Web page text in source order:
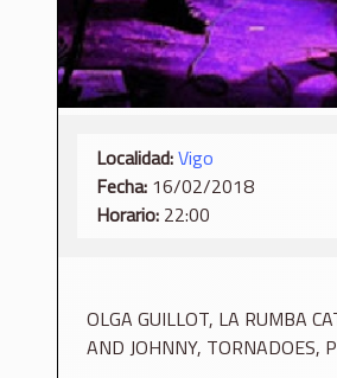
Localidad:Vigo
Fecha: 16/02/2018
Horario: 22:00
OLGA GUILLOT, LA RUMBA
AND JOHNNY, TORNADOES,